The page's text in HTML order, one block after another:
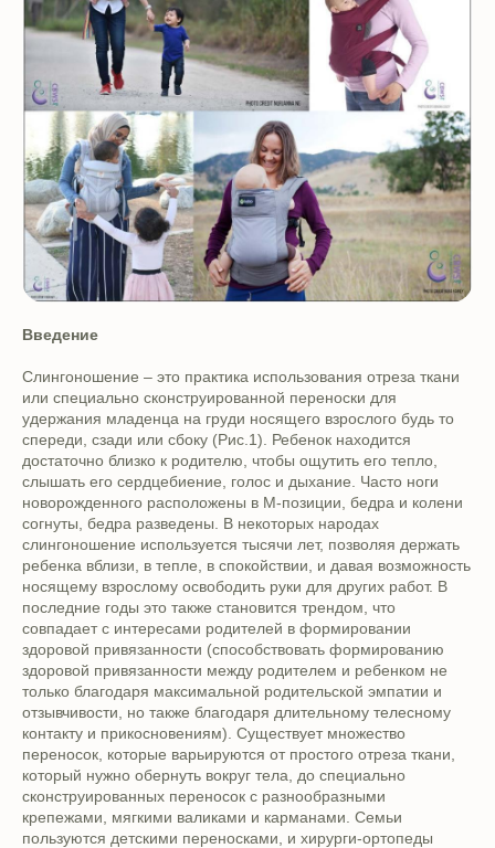
Введение
Слингоношение – это практика использования отреза ткани
или специально сконструированной переноски для
удержания младенца на груди носящего взрослого будь то
спереди, сзади или сбоку (Рис.1). Ребенок находится
достаточно близко к родителю, чтобы ощутить его тепло,
слышать его сердцебиение, голос и дыхание. Часто ноги
новорожденного расположены в М-позиции, бедра и колени
согнуты, бедра разведены. В некоторых народах
слингоношение используется тысячи лет, позволяя держать
ребенка вблизи, в тепле, в спокойствии, и давая возможность
носящему взрослому освободить руки для других работ. В
последние годы это также становится трендом, что
совпадает с интересами родителей в формировании
здоровой привязанности (способствовать формированию
здоровой привязанности между родителем и ребенком не
только благодаря максимальной родительской эмпатии и
отзывчивости, но также благодаря длительному телесному
контакту и прикосновениям). Существует множество
переносок, которые варьируются от простого отреза ткани,
который нужно обернуть вокруг тела, до специально
сконструированных переносок с разнообразными
крепежами, мягкими валиками и карманами. Семьи
пользуются детскими переносками, и хирурги-ортопеды